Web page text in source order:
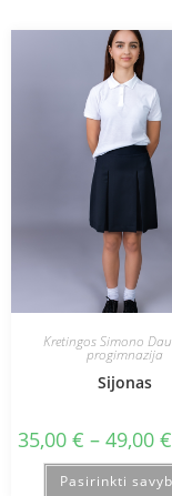
Kretingos Simono
progimnazija
Sijonas
35,00 € – 49,00 €
Pasirinkti